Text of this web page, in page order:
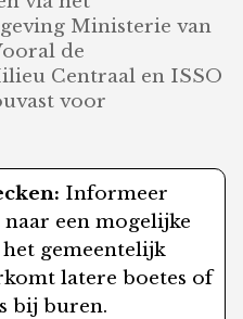
Ministerie van
de
Centraal en ISSO
voor
Informeer
een mogelijke
gemeentelijk
latere boetes of
bij buren.